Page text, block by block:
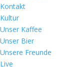
Kontakt
Kultur
Unser Kaffee
Unser Bier
Unsere Freunde
Live